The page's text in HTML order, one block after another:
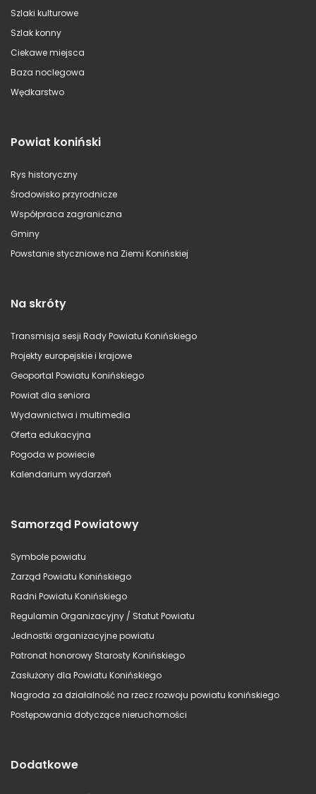
Szlaki kulturowe
Szlak konny
Ciekawe miejsca
Baza noclegowa
Wędkarstwo
Powiat koniński
Rys historyczny
Środowisko przyrodnicze
Współpraca zagraniczna
Gminy
Powstanie styczniowe na Ziemi Konińskiej
Na skróty
Transmisja sesji Rady Powiatu Konińskiego
Projekty europejskie i krajowe
Geoportal Powiatu Konińskiego
Powiat dla seniora
Wydawnictwa i multimedia
Oferta edukacyjna
Pogoda w powiecie
Kalendarium wydarzeń
Samorząd Powiatowy
Symbole powiatu
Zarząd Powiatu Konińskiego
Radni Powiatu Konińskiego
Regulamin Organizacyjny / Statut Powiatu
Jednostki organizacyjne powiatu
Patronat honorowy Starosty Konińskiego
Zasłużony dla Powiatu Konińskiego
Nagroda za działalność na rzecz rozwoju powiatu konińskiego
Postępowania dotyczące nieruchomości
Dodatkowe